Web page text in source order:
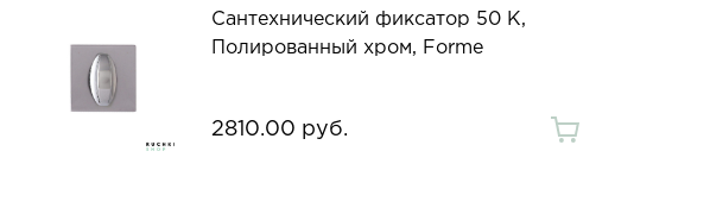
Сантехнический фиксатор 50 K,
Полированный хром, Forme
2810.00 руб.